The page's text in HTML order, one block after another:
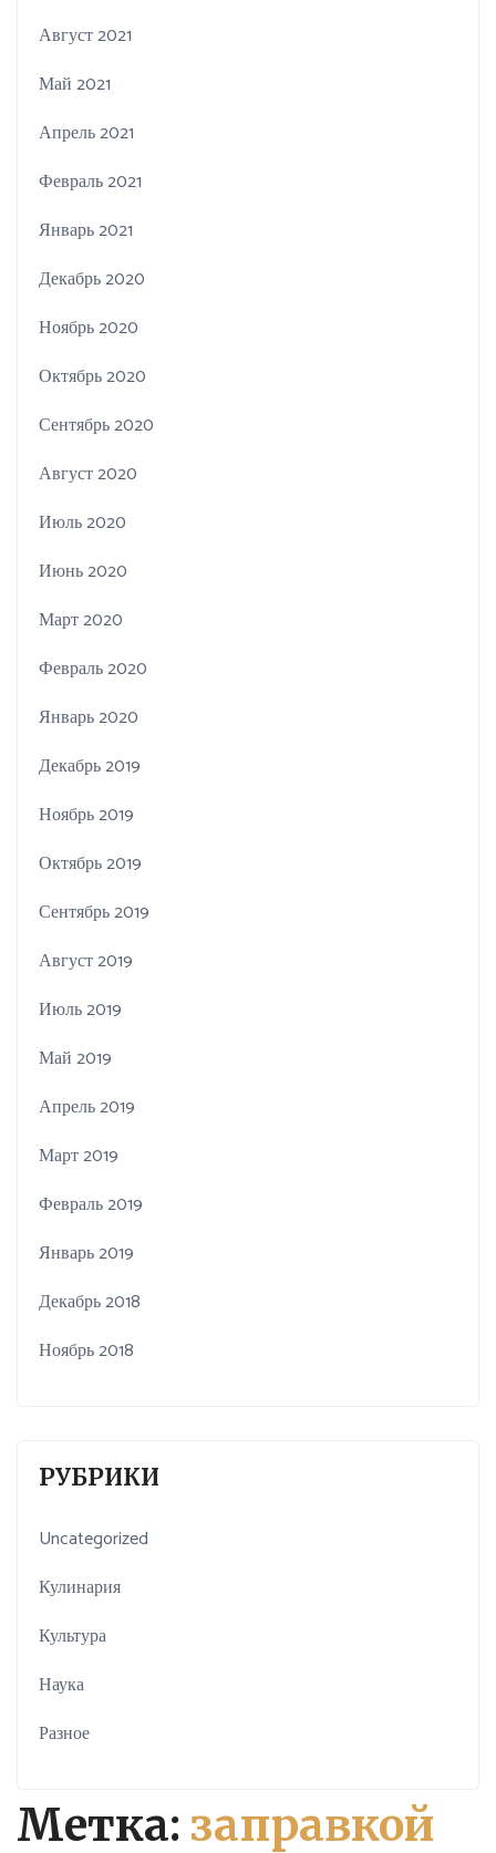
Метка: заправкой
Август 2021
Май 2021
Апрель 2021
Февраль 2021
Январь 2021
Декабрь 2020
Ноябрь 2020
Октябрь 2020
Сентябрь 2020
Август 2020
Июль 2020
Июнь 2020
Март 2020
Февраль 2020
Январь 2020
Декабрь 2019
Ноябрь 2019
Октябрь 2019
Сентябрь 2019
Август 2019
Июль 2019
Май 2019
Апрель 2019
Март 2019
Февраль 2019
Январь 2019
Декабрь 2018
Ноябрь 2018
РУБРИКИ
Uncategorized
Кулинария
Культура
Наука
Разное